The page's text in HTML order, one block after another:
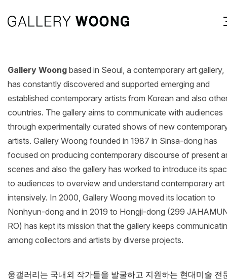
Gallery Woong based in Seoul, a contemporary art gallery,
has constantly discovered and supported emerging and
established contemporary artists from Korean and also
countries. The gallery aims to communicate with audiences
through experimentally curated shows of new
artists. Gallery Woong founded in 1987 in Sinsa-dong has
focused on producing contemporary discourse of present
scenes and also the gallery has worked to introduce its
to audiences to overview and understand contemporary art
intensively. In 2000, Gallery Woong moved its location to
Nonhyun-dong and in 2019 to Hongji-dong (299
RO) has kept its mission that the gallery keeps
among collectors and artists by diverse projects.
웅갤러리는 국내외 작가들을 발굴하고 지원하는 현대미술 전